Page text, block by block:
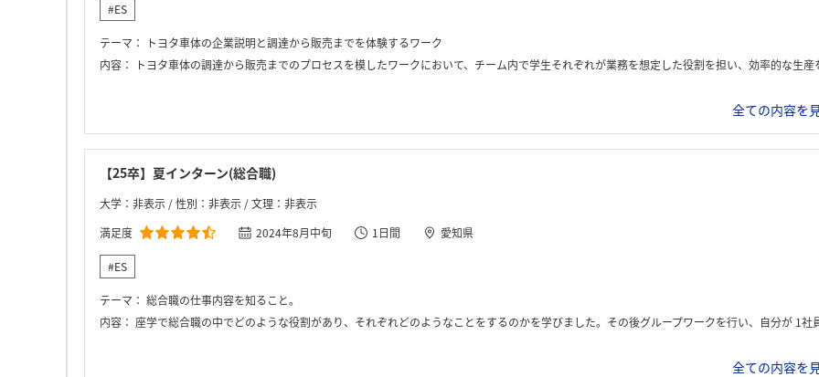
#ES
テーマ：
トヨタ車体の企業説明と調達から販売までを体験するワーク
内容：
トヨタ車体の調達から販売までのプロセスを模したワークにおいて、チーム内で学生それぞれが業務を想定した役割を担い、効率的な生産を目指しました。最後には、なぜその手順を選んだのかについてまとめ、プレゼンテーションで発表しまし
全ての内容を
【25卒】夏インターン(総合職)
大学：非表示 / 性別：非表示 / 文理：非表示
満足度
2024年8月中旬 1日間 愛知県
#ES
テーマ： 総合職の仕事内容を知ること。
内容： 座学で総合職の中でどのような役割があり、それぞれどのようなことをするのかを学びました。その後グループワークを行い、自分が 1社員として何ができるかを考えました
全ての内容を